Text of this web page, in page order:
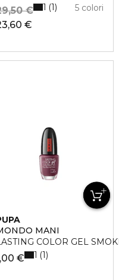
€
€ 5 colori
1 1
MANI
COLOR GEL
€ 1 1